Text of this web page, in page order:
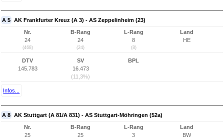
A 5 AK Frankfurter Kreuz (A 3) - AS Zeppelinheim (23)
Nr.
24
(468)
B-Rang
24
(24)
L-Rang
8
(8)
Land
HE
DTV
145.783
SV
16.473
(11,3%)
BPL
Infos...
A 8 AK Stuttgart (A 81/A 831) - AS Stuttgart-Möhringen (52a)
Nr.
25
B-Rang
25
L-Rang
3
Land
BW